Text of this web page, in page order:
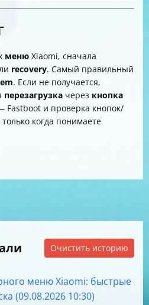
меню Xiaomi, сначала
recovery. Самый правильный
. Если не получается,
перезагрузка через кнопка
Fastboot и проверка кнопок/
только когда понимаете
Очистить историю
меню Xiaomi: быстрые
(09.08.2026 10:30)